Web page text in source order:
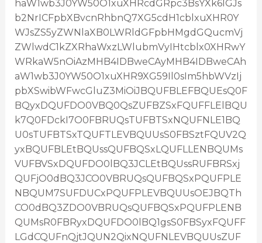
haW1wb3J0YW50O1xuXHRcdGRpc3BsYXk6IGJs
b2NrICFpbXBvcnRhbnQ7XG5cdH1cblxuXHR0Y
WJsZS5yZWNlaXB0LWRldGFpbHMgdGQucmVj
ZWlwdC1kZXRhaWxzLWlubmVyIHtcblx0XHRwY
WRkaW5nOiAzMHB4IDBweCAyMHB4IDBweCAh
aW1wb3J0YW50O1xuXHR9XG59Il0sIm5hbWVzIj
pbXSwibWFwcGluZ3MiOiJBQUFBLEFBQUEsQ0F
BQyxDQUFDO0VBQ0QsZUFBZSxFQUFFLElBQU
k7Q0FDckI7O0FBRUQsTUFBTSxNQUFNLE1BQ
U0sTUFBTSxTQUFTLEVBQUUsS0FBSztFQUV2Q
yxBQUFBLEtBQUssQUFBQSxLQUFLLENBQUMs
VUFBVSxDQUFDO0lBQ3JCLEtBQUssRUFBRSxj
QUFjO0dBQ3JCO0VBRUQsQUFBQSxPQUFPLE
NBQUM7SUFDUCxPQUFPLEVBQUUsOEJBQTh
CO0dBQ3ZDO0VBRUQsQUFBQSxPQUFPLENB
QUMsR0FBRyxDQUFDO0lBQ1gsS0FBSyxFQUFF
LGdCQUFnQjtJQUN2QixNQUFNLEVBQUUsZUF